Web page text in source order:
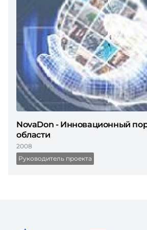
NovaDon - Инновационный
облаcти
2008
Руководитель проекта